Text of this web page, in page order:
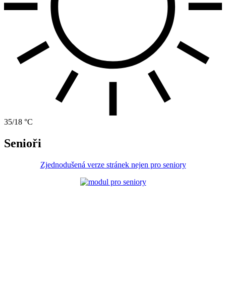
35/18 °C
Senioři
Zjednodušená verze stránek nejen pro seniory